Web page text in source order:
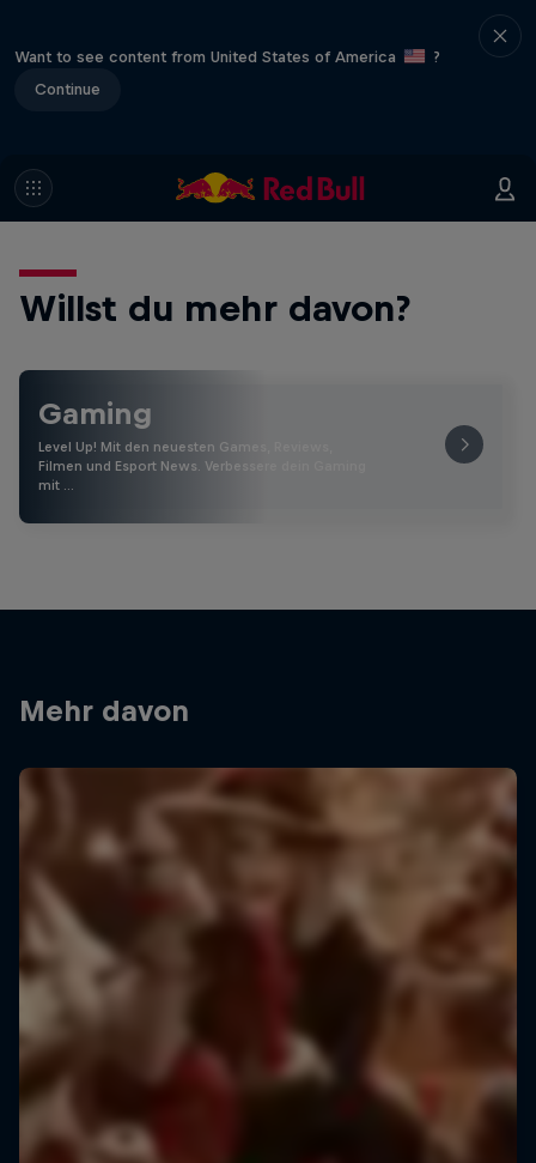
Want to see content from United States of America
?
Continue
Willst du mehr davon?
Gaming
Level Up! Mit den neuesten Games, Reviews,
Filmen und Esport News. Verbessere dein Gaming
mit …
Mehr davon